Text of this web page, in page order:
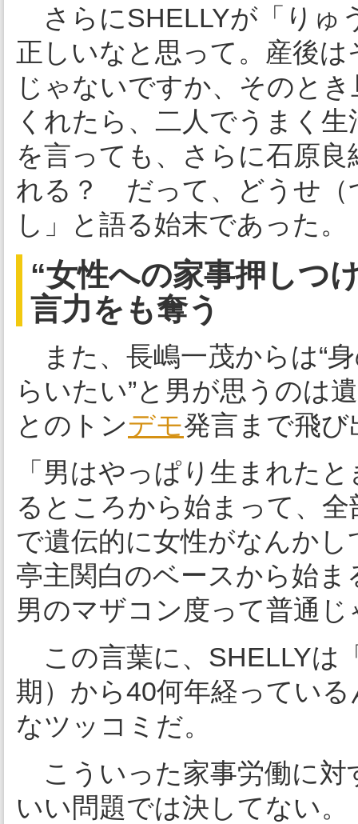
さらにSHELLYが「りゅ
正しいなと思って。産後
じゃないですか、そのと
くれたら、二人でうまく
を言っても、さらに石原
れる？ だって、どうせ（
し」と語る始末であった。
“女性への家事押しつ
言力をも奪う
また、長嶋一茂からは“
らいたい”と男が思うのは
とのトンデモ発言まで飛び
「男はやっぱり生まれた
るところから始まって、
で遺伝的に女性がなんか
亭主関白のベースから始
男のマザコン度って普通
この言葉に、SHELLYは
期）から40何年経ってい
なツッコミだ。
こういった家事労働に対
いい問題では決してない。